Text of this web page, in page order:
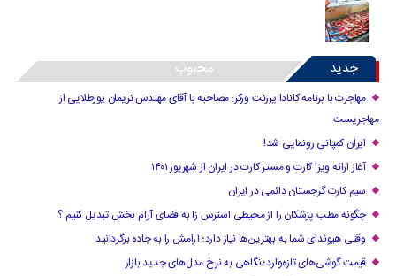
جدید محبوب
مهاجرت با برنامه کانادا پرزنت ورکر: مصاحبه با آقای مهندس نریمان پورطلایی از
مهاجریست
ایران کمپانی رونمایی شد!
آغاز ارائه ویزا کارت و مستر کارت در ایران از شهریور ۱۴۰۱
سیم کارت گرجستان دائمی در ایران
چگونه مطب پزشکان را از محیطی استرس زا به فضای آرام بخش تبدیل کنیم ؟
وقتی هیوندای شما به بهترین‌ها نیاز دارد؛ آرامش را به جاده برگردانید
قیمت گوشی‌های تازه‌وارد؛ نگاهی به نرخ مدل‌های جدید بازار